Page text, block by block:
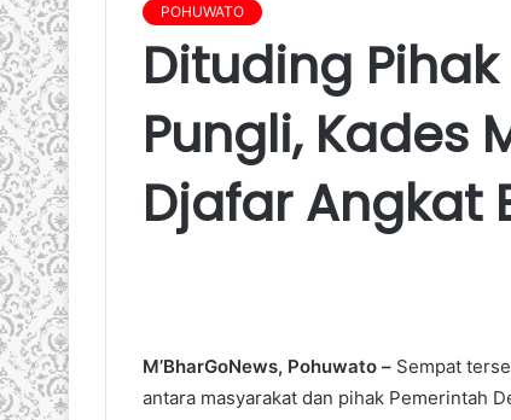
POHUWATO
Dituding
Pungli, Kades
Djafar Angkat
M’BharGoNews, Pohuwato – Sempat
antara masyarakat dan pihak Pemerintah